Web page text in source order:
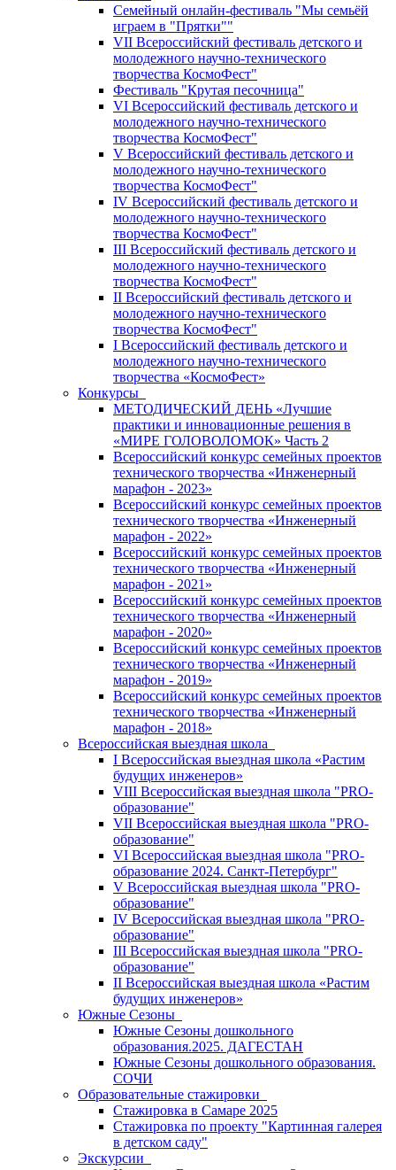
Семейный онлайн-фестиваль "Мы семьёй
играем в "Прятки""
VII Всероссийский фестиваль детского и
молодежного научно-технического
творчества КосмоФест"
Фестиваль "Крутая песочница"
VI Всероссийский фестиваль детского и
молодежного научно-технического
творчества КосмоФест"
V Всероссийский фестиваль детского и
молодежного научно-технического
творчества КосмоФест"
IV Всероссийский фестиваль детского и
молодежного научно-технического
творчества КосмоФест"
III Всероссийский фестиваль детского и
молодежного научно-технического
творчества КосмоФест"
II Всероссийский фестиваль детского и
молодежного научно-технического
творчества КосмоФест"
I Всероссийский фестиваль детского и
молодежного научно-технического
творчества «КосмоФест»
Конкурсы
МЕТОДИЧЕСКИЙ ДЕНЬ «Лучшие
практики и инновационные решения в
«МИРЕ ГОЛОВОЛОМОК» Часть 2
Всероссийский конкурс семейных проектов
технического творчества «Инженерный
марафон - 2023»
Всероссийский конкурс семейных проектов
технического творчества «Инженерный
марафон - 2022»
Всероссийский конкурс семейных проектов
технического творчества «Инженерный
марафон - 2021»
Всероссийский конкурс семейных проектов
технического творчества «Инженерный
марафон - 2020»
Всероссийский конкурс семейных проектов
технического творчества «Инженерный
марафон - 2019»
Всероссийский конкурс семейных проектов
технического творчества «Инженерный
марафон - 2018»
Всероссийская выездная школа
I Всероссийская выездная школа «Растим
будущих инженеров»
VIII Всероссийская выездная школа "PRO-
образование"
VII Всероссийская выездная школа "PRO-
образование"
VI Всероссийская выездная школа "PRO-
образование 2024. Санкт-Петербург"
V Всероссийская выездная школа "PRO-
образование"
IV Всероссийская выездная школа "PRO-
образование"
III Всероссийская выездная школа "PRO-
образование"
II Всероссийская выездная школа «Растим
будущих инженеров»
Южные Сезоны
Южные Сезоны дошкольного
образования.2025. ДАГЕСТАН
Южные Сезоны дошкольного образования.
СОЧИ
Образовательные стажировки
Стажировка в Самаре 2025
Стажировка по проекту "Картинная галерея
в детском саду"
Экскурсии